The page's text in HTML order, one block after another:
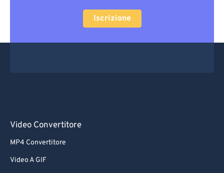
Iscrizione
Video Convertitore
MP4 Convertitore
Video A GIF